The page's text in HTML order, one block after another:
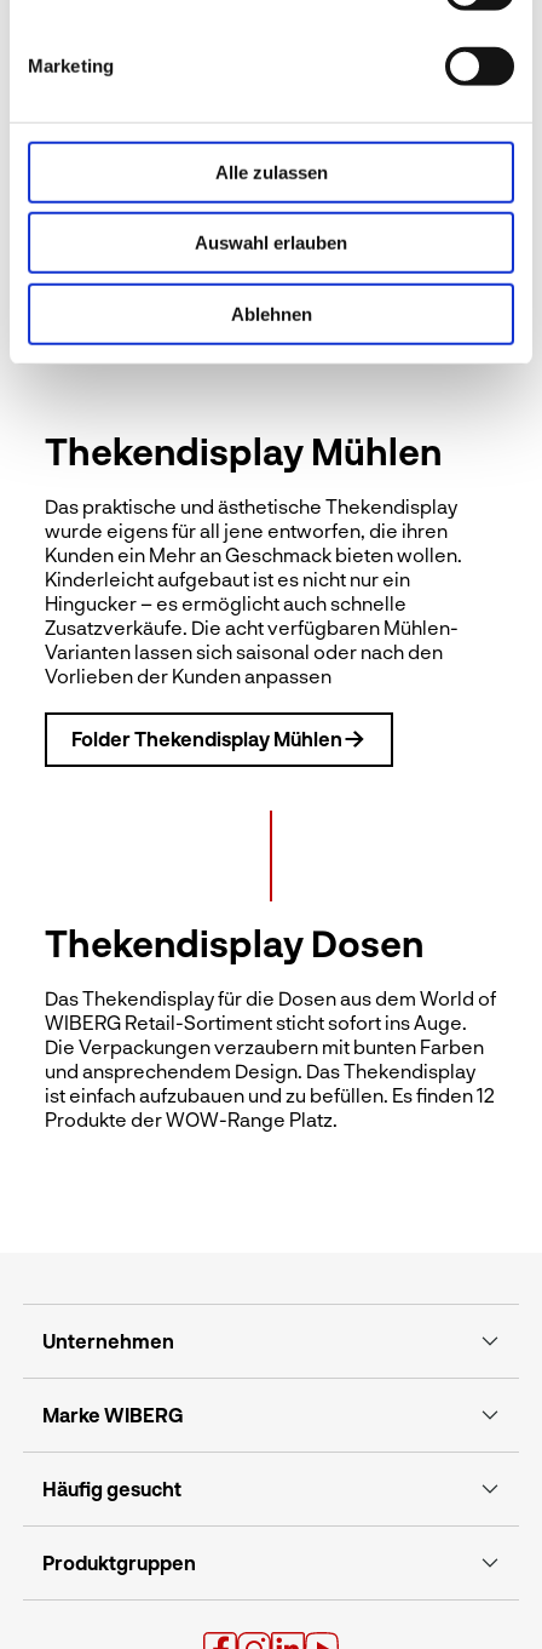
Marketing
Alle zulassen
Auswahl erlauben
Ablehnen
ein Gewinn für Genuss und Umwelt. Hier finden 216
Produkte Platz. Auf vier Lagen können wahlweise
sechs oder acht verschiedene Sorten präsentiert
werden.
Thekendisplay Mühlen
Das praktische und ästhetische Thekendisplay
wurde eigens für all jene entworfen, die ihren
Kunden ein Mehr an Geschmack bieten wollen.
Kinderleicht aufgebaut ist es nicht nur ein
Hingucker – es ermöglicht auch schnelle
Zusatzverkäufe. Die acht verfügbaren Mühlen-
Varianten lassen sich saisonal oder nach den
Vorlieben der Kunden anpassen
Folder Thekendisplay Mühlen
Thekendisplay Dosen
Das Thekendisplay für die Dosen aus dem World of
WIBERG Retail-Sortiment sticht sofort ins Auge.
Die Verpackungen verzaubern mit bunten Farben
und ansprechendem Design. Das Thekendisplay
ist einfach aufzubauen und zu befüllen. Es finden 12
Produkte der WOW-Range Platz.
Unternehmen
Marke WIBERG
Häufig gesucht
Produktgruppen